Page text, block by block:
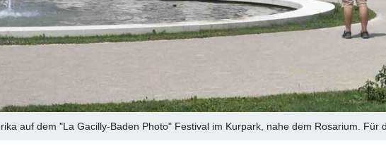
auf dem "La Gacilly-Baden Photo" Festival im Kurpark, nahe dem Rosarium. Für